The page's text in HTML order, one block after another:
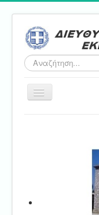
Αναζήτηση...
Εναλλαγή